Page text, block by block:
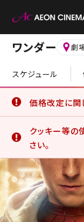
ワンダー 劇
スケジュール
価格改定に関
格改定を実施い
詳細はこちら
クッキー等の
さい。
イオンシネマ公
公式アプリでは
を向上させるた
利用になる場合
す。詳しくは、
詳細はこちら